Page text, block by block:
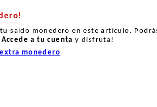
saldo monedero en este artículo.
Accede a tu cuenta y disfruta!
monedero